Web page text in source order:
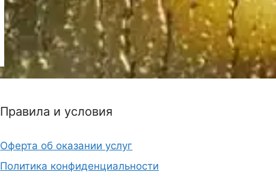
Правила и условия
Оферта об оказании услуг
Политика конфиденциальности